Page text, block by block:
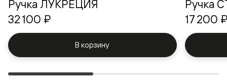
Ручка ЛУКРЕЦИЯ
32 100 ₽
В корзину
Ручка
17 200